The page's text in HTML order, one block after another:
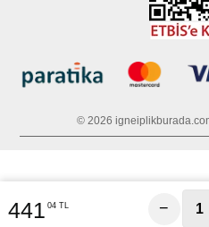
© 2026
441 04 TL −